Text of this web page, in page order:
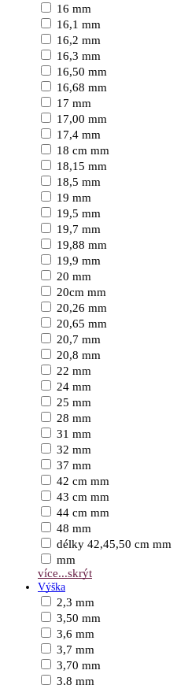
16 mm
16,1 mm
16,2 mm
16,3 mm
16,50 mm
16,68 mm
17 mm
17,00 mm
17,4 mm
18 cm mm
18,15 mm
18,5 mm
19 mm
19,5 mm
19,7 mm
19,88 mm
19,9 mm
20 mm
20cm mm
20,26 mm
20,65 mm
20,7 mm
20,8 mm
22 mm
24 mm
25 mm
28 mm
31 mm
32 mm
37 mm
42 cm mm
43 cm mm
44 cm mm
48 mm
délky 42,45,50 cm mm
mm
více...skrýt
Výška
2,3 mm
3,50 mm
3,6 mm
3,7 mm
3,70 mm
3,8 mm